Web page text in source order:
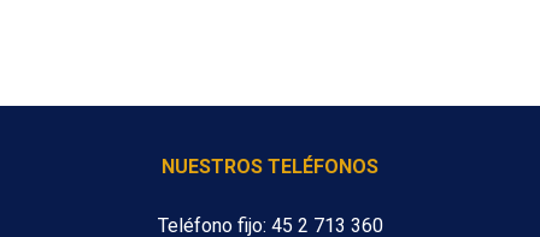
NUESTROS TELÉFONOS
Teléfono fijo: 45 2 713 360